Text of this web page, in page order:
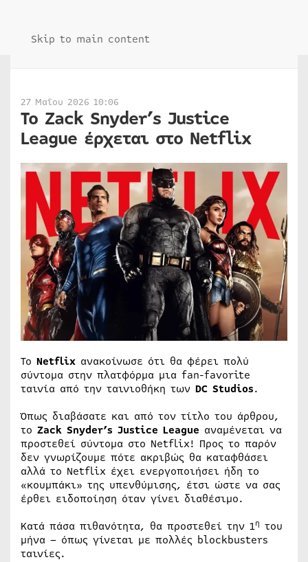
Skip to main content
27 Μαΐου 2026 10:06
Το Zack Snyder’s Justice
League έρχεται στο Netflix
Το Netflix ανακοίνωσε ότι θα φέρει πολύ
σύντομα στην πλατφόρμα μια fan-favorite
ταινία από την ταινιοθήκη των DC Studios.
Όπως διαβάσατε και από τον τίτλο του άρθρου,
το Zack Snyder’s Justice League αναμένεται να
προστεθεί σύντομα στο Netflix! Προς το παρόν
δεν γνωρίζουμε πότε ακριβώς θα καταφθάσει
αλλά το Netflix έχει ενεργοποιήσει ήδη το
«κουμπάκι» της υπενθύμισης, έτσι ώστε να σας
έρθει ειδοποίηση όταν γίνει διαθέσιμο.
Κατά πάσα πιθανότητα, θα προστεθεί την 1η του
μήνα – όπως γίνεται με πολλές blockbusters
ταινίες.